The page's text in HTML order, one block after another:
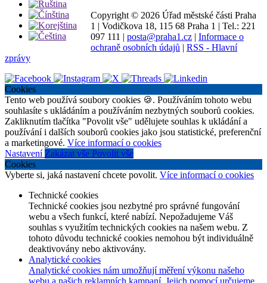
Copyright © 2026 Úřad městské části Praha
1 | Vodičkova 18, 115 68 Praha 1 | Tel.: 221
097 111 | posta@praha1.cz | Informace o
ochraně osobních údajů | RSS - Hlavní
zprávy
Cookies
Tento web používá soubory cookies 🍪. Používáním tohoto webu
souhlasíte s ukládáním a používáním nezbytných souborů cookies.
Zakliknutím tlačítka "Povolit vše" udělujete souhlas k ukládání a
používání i dalších souborů cookies jako jsou statistické, preferenční
a marketingové. Více informací o cookies
Nastavení Zakázat vše Povolit vše
Cookies
Vyberte si, jaká nastavení chcete povolit. Více informací o cookies
Technické cookies
Technické cookies jsou nezbytné pro správné fungování
webu a všech funkcí, které nabízí. Nepožadujeme Váš
souhlas s využitím technických cookies na našem webu. Z
tohoto důvodu technické cookies nemohou být individuálně
deaktivovány nebo aktivovány.
Analytické cookies
Analytické cookies nám umožňují měření výkonu našeho
webu a našich reklamních kampaní. Jejich pomocí určujeme